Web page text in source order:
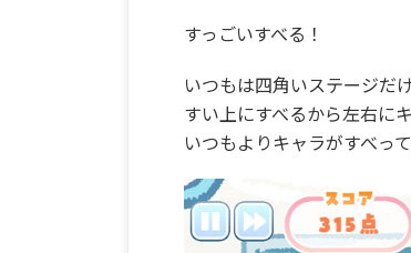
すっごいすべる！
いつもは四角いステージだ
すい上にすべるから左右に
いつもよりキャラがすべっ